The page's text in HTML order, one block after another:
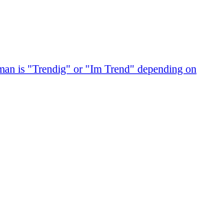
is "Trendig" or "Im Trend" depending on